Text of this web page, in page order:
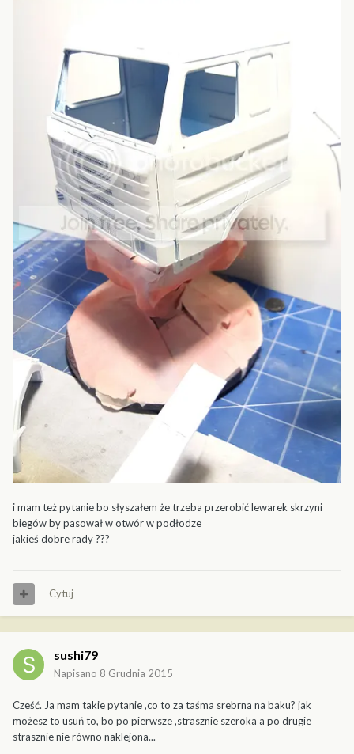
i mam też pytanie bo słyszałem że trzeba przerobić lewarek skrzyni
biegów by pasował w otwór w podłodze
jakieś dobre rady ???
Cytuj
sushi79
Napisano 8 Grudnia 2015
Cześć. Ja mam takie pytanie ,co to za taśma srebrna na baku? jak
możesz to usuń to, bo po pierwsze ,strasznie szeroka a po drugie
strasznie nie równo naklejona...